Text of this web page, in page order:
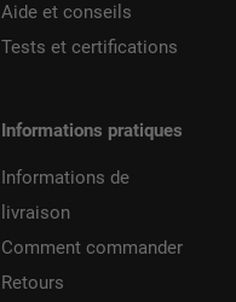
Aide et conseils
Tests et certifications
Informations pratiques
Informations de
livraison
Comment commander
Retours